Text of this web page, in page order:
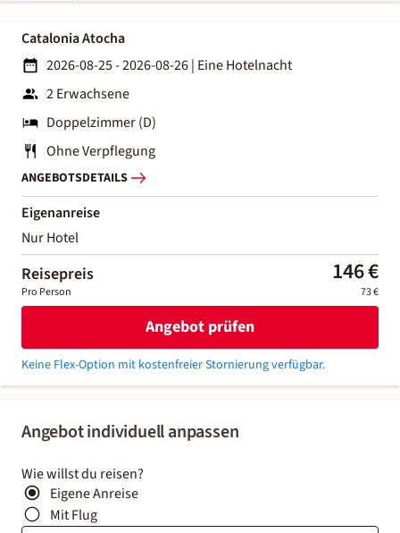
Angebot individuell anpassen
Wie willst du reisen?
Eigene Anreise
Mit Flug
Catalonia Atocha
2026-08-25 - 2026-08-26| Eine Hotelnacht
2 Erwachsene
Doppelzimmer (D)
Ohne Verpflegung
ANGEBOTSDETAILS
Eigenanreise
Nur Hotel
Reisepreis 146 €
Pro Person 73 €
Angebot prüfen
Keine Flex-Option mit kostenfreier Stornierung verfügbar.